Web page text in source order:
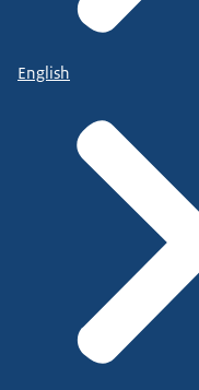
English